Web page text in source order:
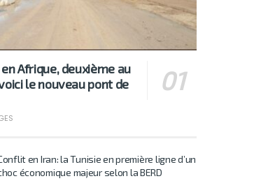
Afrique, deuxième au
le nouveau pont de
en Iran: la Tunisie en première ligne d’un
économique majeur selon la BERD